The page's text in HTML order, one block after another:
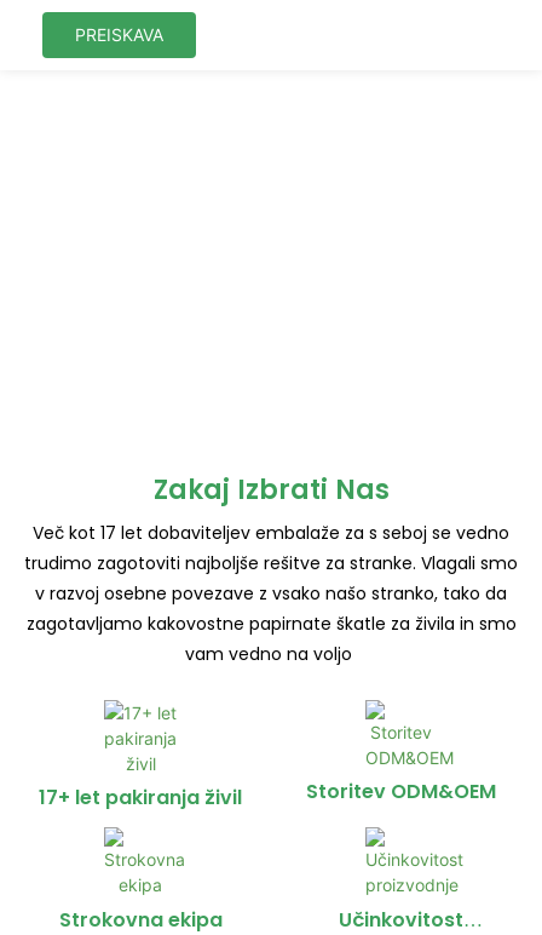
PREISKAVA
Zakaj Izbrati Nas
Več kot 17 let dobaviteljev embalaže za s seboj se vedno
trudimo zagotoviti najboljše rešitve za stranke. Vlagali smo
v razvoj osebne povezave z vsako našo stranko, tako da
zagotavljamo kakovostne papirnate škatle za živila in smo
vam vedno na voljo
17+ let pakiranja živil Storitev ODM&OEM
Strokovna ekipa
Učinkovitost